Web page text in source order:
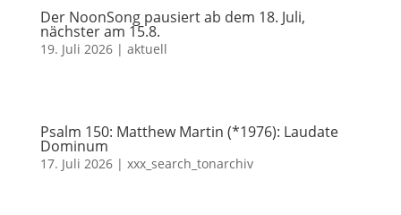
Der NoonSong pausiert ab dem 18. Juli,
nächster am 15.8.
19. Juli 2026| aktuell
Psalm 150: Matthew Martin (*1976): Laudate
Dominum
17. Juli 2026| xxx_search_tonarchiv